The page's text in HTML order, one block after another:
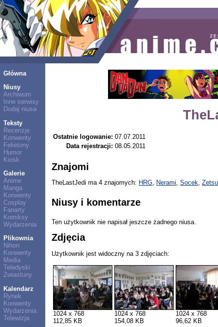
Główna
Niusy
Archiwum
Inne serwisy
Dodaj niusa
Teksty
Recenzje
Konwenty
Felietony
Humor
Kiosk
Galerie
Anime
Manga
Konwenty
Cosplay
Fanarty
Komiksy
Wydarzenia
Plikownia
Nihon
Konwenty
Media
Teledyski
Zwiastuny
Kalendarz
Rynek
Konwenty
Wydarzenia
Telewizja
Ostatnie logowanie: 07.07.2011
Data rejestracji: 08.05.2011
Znajomi
TheLastJedi ma 4 znajomych: HRG, Nerami,Socek,
Niusy i komentarze
Ten użytkownik nie napisał jeszcze żadnego niusa.
Zdjęcia
Użytkownik jest widoczny na 3 zdjęciach:
1024 x 768
112,85 KB
1024 x 768
154,08 KB
1024 x 768
96,62 KB